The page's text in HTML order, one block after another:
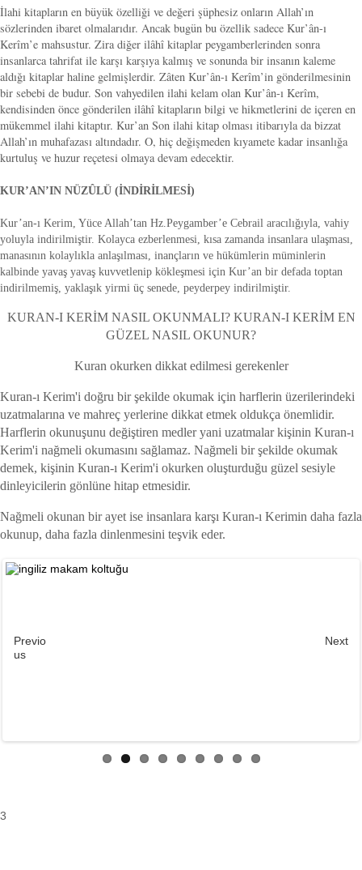
İlahi kitapların en büyük özelliği ve değeri şüphesiz onların Allah’ın
sözlerinden ibaret olmalarıdır. Ancak bugün bu özellik sadece Kur’ân-ı
Kerîm’e mahsustur. Zira diğer ilâhî kitaplar peygamberlerinden sonra
insanlarca tahrifat ile karşı karşıya kalmış ve sonunda bir insanın kaleme
aldığı kitaplar haline gelmişlerdir. Zâten Kur’ân-ı Kerîm’in gönderilmesinin
bir sebebi de budur. Son vahyedilen ilahi kelam olan Kur’ân-ı Kerîm,
kendisinden önce gönderilen ilâhî kitapların bilgi ve hikmetlerini de içeren en
mükemmel ilahi kitaptır. Kur’an Son ilahi kitap olması itibarıyla da bizzat
Allah’ın muhafazası altındadır. O, hiç değişmeden kıyamete kadar insanlığa
kurtuluş ve huzur reçetesi olmaya devam edecektir.
KUR’AN’IN NÜZÛLÜ (İNDİRİLMESİ)
Kur’an-ı Kerim, Yüce Allah’tan Hz.Peygamber’e Cebrail aracılığıyla, vahiy
yoluyla indirilmiştir. Kolayca ezberlenmesi, kısa zamanda insanlara ulaşması,
manasının kolaylıkla anlaşılması, inançların ve hükümlerin müminlerin
kalbinde yavaş yavaş kuvvetlenip kökleşmesi için Kur’an bir defada toptan
indirilmemiş, yaklaşık yirmi üç senede, peyderpey indirilmiştir.
KURAN-I KERİM NASIL OKUNMALI? KURAN-I KERİM EN
GÜZEL NASIL OKUNUR?
Kuran okurken dikkat edilmesi gerekenler
Kuran-ı Kerim'i doğru bir şekilde okumak için harflerin üzerilerindeki
uzatmalarına ve mahreç yerlerine dikkat etmek oldukça önemlidir.
Harflerin okunuşunu değiştiren medler yani uzatmalar kişinin Kuran-ı
Kerim'i nağmeli okumasını sağlamaz. Nağmeli bir şekilde okumak
demek, kişinin Kuran-ı Kerim'i okurken oluşturduğu güzel sesiyle
dinleyicilerin gönlüne hitap etmesidir.
Nağmeli okunan bir ayet ise insanlara karşı Kuran-ı Kerimin daha fazla
okunup, daha fazla dinlenmesini teşvik eder.
Previo
us
Next
3